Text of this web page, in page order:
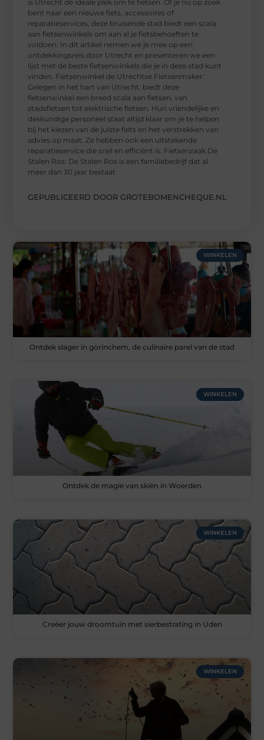
is Utrecht de ideale plek om te fietsen. Of je nu op zoek
bent naar een nieuwe fiets, accessoires of
reparatieservices, deze bruisende stad biedt een scala
aan fietsenwinkels om aan al je fietsbehoeften te
voldoen. In dit artikel nemen we je mee op een
ontdekkingsreis door Utrecht en presenteren we een
lijst met de beste fietsenwinkels die je in deze stad kunt
vinden. Fietsenwinkel de Utrechtse Fietsenmaker:
Gelegen in het hart van Utrecht, biedt deze
fietsenwinkel een breed scala aan fietsen, van
stadsfietsen tot elektrische fietsen. Hun vriendelijke en
deskundige personeel staat altijd klaar om je te helpen
bij het kiezen van de juiste fiets en het verstrekken van
advies op maat. Ze hebben ook een uitstekende
reparatieservice die snel en efficiënt is. Fietsenzaak De
Stalen Ros: De Stalen Ros is een familiebedrijf dat al
meer dan 30 jaar bestaat
GEPUBLICEERD DOOR GROTEBOMENCHEQUE.NL
WINKELEN
Ontdek slager in gorinchem, de culinaire parel van de stad
WINKELEN
Ontdek de magie van skiën in Woerden
WINKELEN
Creëer jouw droomtuin met sierbestrating in Uden
WINKELEN